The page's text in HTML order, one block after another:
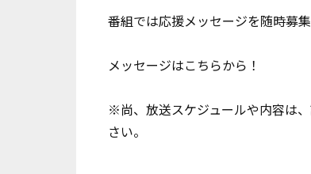
番組では応援メッセージを随時募集
メッセージはこちらから！
※尚、放送スケジュールや内容は
さい。